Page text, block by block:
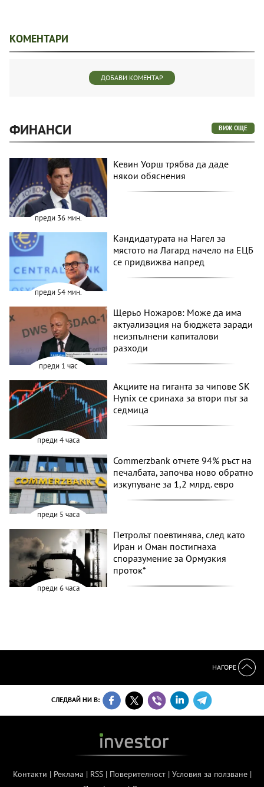
КОМЕНТАРИ
ДОБАВИ КОМЕНТАР
ФИНАНСИ ВИЖ ОЩЕ
преди 36 мин.
Кевин Уорш трябва да даде
някои обяснения
преди 54 мин.
Кандидатурата на Нагел за
мястото на Лагард начело на ЕЦБ
се придвижва напред
преди 1 час
Щерьо Ножаров: Може да има
актуализация на бюджета заради
неизпълнени капиталови
разходи
преди 4 часа
Акциите на гиганта за чипове SK
Hynix се сринаха за втори път за
седмица
преди 5 часа
Commerzbank отчете 94% ръст на
печалбата, започва ново обратно
изкупуване за 1,2 млрд. евро
преди 6 часа
Петролът поевтинява, след като
Иран и Оман постигнаха
споразумение за Ормузкия
проток*
НАГОРЕ
СЛЕДВАЙ НИ В:
Контакти | Реклама | RSS| Поверителност| Условия за ползване|